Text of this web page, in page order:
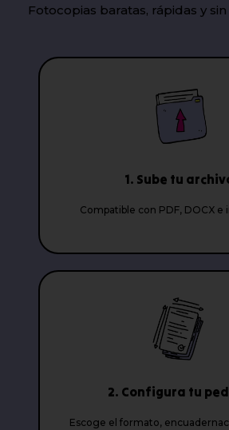
Fotocopias baratas, rápidas y
1. Sube tu
Compatible con PDF, DOCX e
2. Configura tu
Escoge el formato,